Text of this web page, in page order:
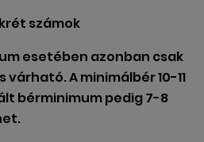
számok
esetében azonban csak
A minimálbér 10-11
bérminimum pedig 7-8